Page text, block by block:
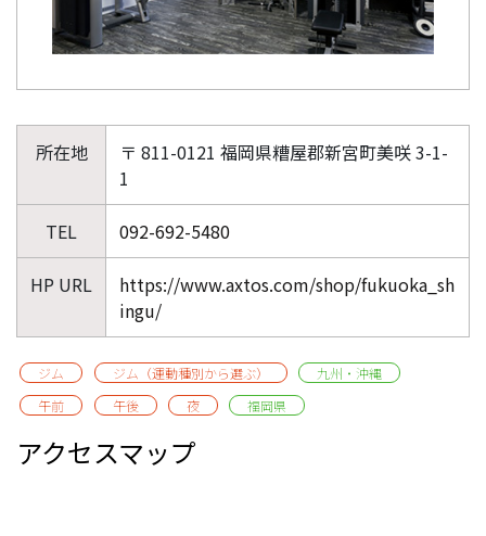
所在地
〒 811-0121 福岡県糟屋郡新宮町美咲 3-1-
1
TEL 092-692-5480
HP URL
https://www.axtos.com/shop/fukuoka_sh
ingu/
ジム ジム（運動種別から選ぶ）
九州・沖縄
午前
午後 夜 福岡県
アクセスマップ